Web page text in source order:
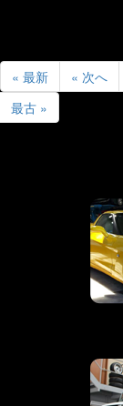
« 最新 « 次へ
最古 »